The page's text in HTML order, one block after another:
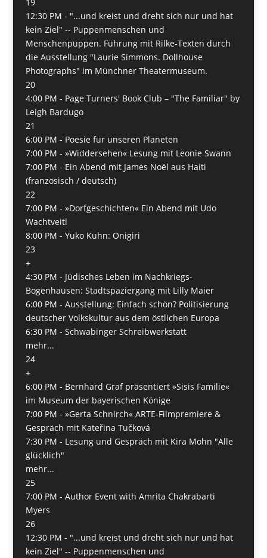
12:30 PM - "...und kreist und dreht sich nur und hat
kein Ziel" -- Puppenmenschen und
Menschenpuppen. Führung mit Rilke-Texten durch
die Ausstellung "Laurie Simmons. Dollhouse
Photographs" im Münchner Theatermuseum.
20
4:00 PM - Page Turners' Book Club – "The Familiar" by
Leigh Bardugo
21
6:00 PM - Poesie für unseren Planeten
7:00 PM - »Widdersehen« Lesung mit Leonie Swann
7:00 PM - Ein Abend mit James Noël aus Haiti
(französisch / deutsch)
22
7:00 PM - »Dorfgeschichten« Ein Abend mit Udo
Wachtveitl
8:00 PM - Yuko Kuhn: Onigiri
23
+
4:30 PM - Jüdisches Leben im Nachkriegs-
Bogenhausen: Stadtspaziergang mit Lilly Maier
6:00 PM - Ausstellung: Einfach schön? Politisierung
deutscher Volkskultur aus dem östlichen Europa
6:30 PM - Schwabinger Schreibwerkstatt
mehr...
24
+
6:00 PM - Bernhard Graf präsentiert »Sisis Familie«
im Museum der bayerischen Könige
7:00 PM - »Gerta Schnirch« ARTE-Filmpremiere &
Gespräch mit Kateřina Tučková
7:30 PM - Lesung und Gespräch mit Kira Mohn "Alle
glücklich"
mehr...
25
7:00 PM - Author Event with Amrita Chakrabarti
Myers
26
12:30 PM - "...und kreist und dreht sich nur und hat
kein Ziel" -- Puppenmenschen und